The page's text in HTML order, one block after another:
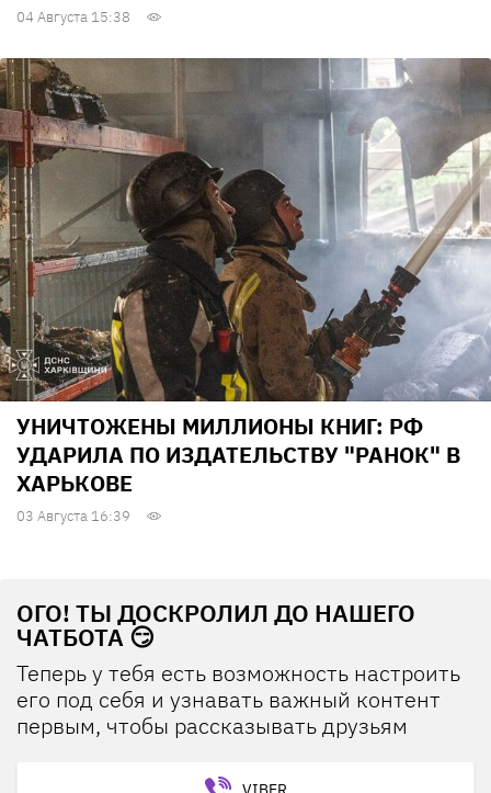
04 Августа 15:38
УНИЧТОЖЕНЫ МИЛЛИОНЫ КНИГ: РФ
УДАРИЛА ПО ИЗДАТЕЛЬСТВУ "РАНОК" В
ХАРЬКОВЕ
03 Августа 16:39
ОГО! ТЫ ДОСКРОЛИЛ ДО НАШЕГО
ЧАТБОТА 😏
Теперь у тебя есть возможность настроить
его под себя и узнавать важный контент
первым, чтобы рассказывать друзьям